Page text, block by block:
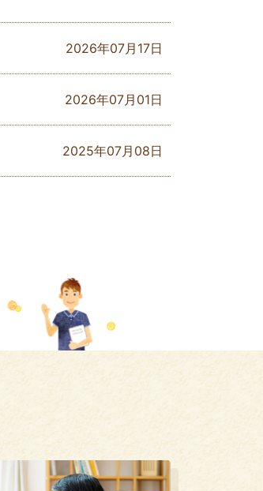
2026年07月17日
2026年07月01日
2025年07月08日